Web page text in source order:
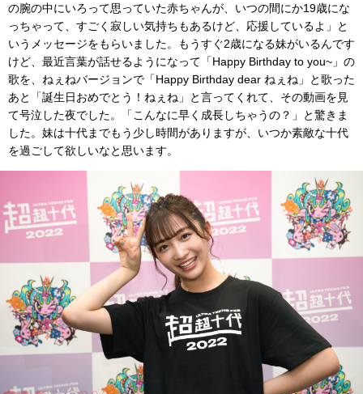
の腕の中にいろって思っていた赤ちゃんが、いつの間にか19歳にな
っちゃって、すごく寂しい気持ちもあるけど、応援しているよ」と
いうメッセージをもらいました。もうすぐ2歳になる妹がいるんです
けど、最近言葉が話せるようになって「Happy Birthday to you~」の
歌を、ねぇねバージョンで「Happy Birthday dear ねぇね」と歌った
あと「誕生日おめでとう！ねぇね」と言ってくれて、その動画を見
て号泣した夜でした。「こんなに早く成長しちゃうの？」と驚きま
した。妹は十代までもう少し時間がありますが、いつか素敵な十代
を過ごして欲しいなと思います。